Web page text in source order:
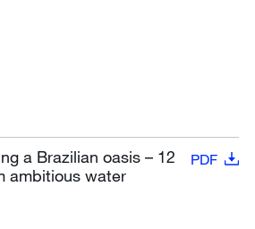
a Brazilian oasis – 12
ambitious water
PDF